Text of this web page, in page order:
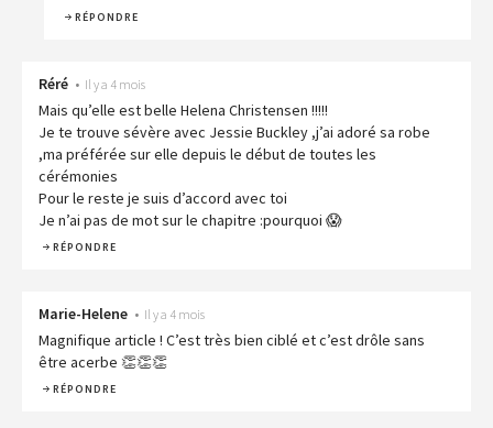
RÉPONDRE
Réré • Il y a 4 mois
Mais qu’elle est belle Helena Christensen !!!!!
Je te trouve sévère avec Jessie Buckley ,j’ai adoré sa robe
,ma préférée sur elle depuis le début de toutes les
cérémonies
Pour le reste je suis d’accord avec toi
Je n’ai pas de mot sur le chapitre :pourquoi 😱
RÉPONDRE
Marie-Helene • Il y a 4 mois
Magnifique article ! C’est très bien ciblé et c’est drôle sans
être acerbe 👏👏👏
RÉPONDRE